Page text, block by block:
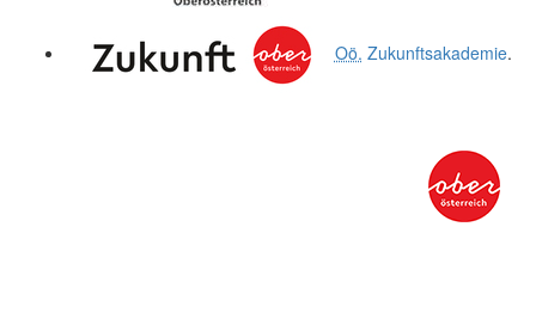
Oö. Zukunftsakademie.